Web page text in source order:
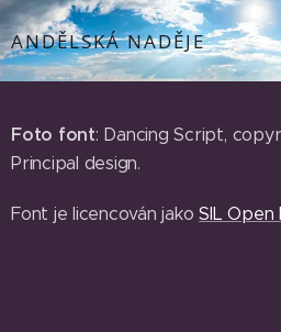
ANDĚLSKÁ NADĚJE
Foto font: Dancing Script,
Principal design.
Font je licencován jakoSIL Open